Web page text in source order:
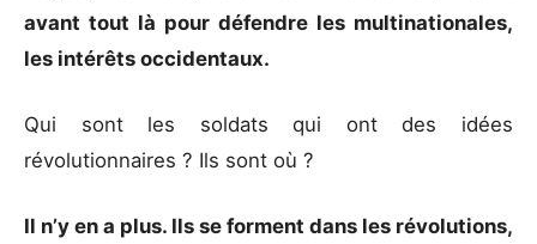
avant tout là pour défendre les multinationales,
les intérêts occidentaux.
Qui sont les soldats qui ont des idées
révolutionnaires ? Ils sont où ?
Il n’y en a plus. Ils se forment dans les révolutions,